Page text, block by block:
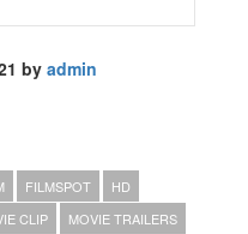
byadmin
FILMSPOT
HD
CLIP
MOVIE TRAILERS